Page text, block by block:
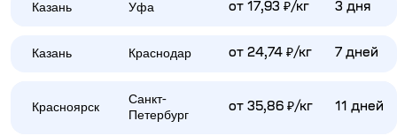
Казань Уфа от 17,93 ₽/кг 3 дня
Казань Краснодар от 24,74 ₽/кг 7 дней
Красноярск
Санкт-
Петербург
от 35,86 ₽/кг 11 дней